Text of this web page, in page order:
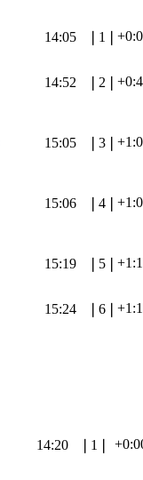
14:05 1
14:52 2
15:05 3
15:06 4
15:19 5
15:24 6
14:20 1